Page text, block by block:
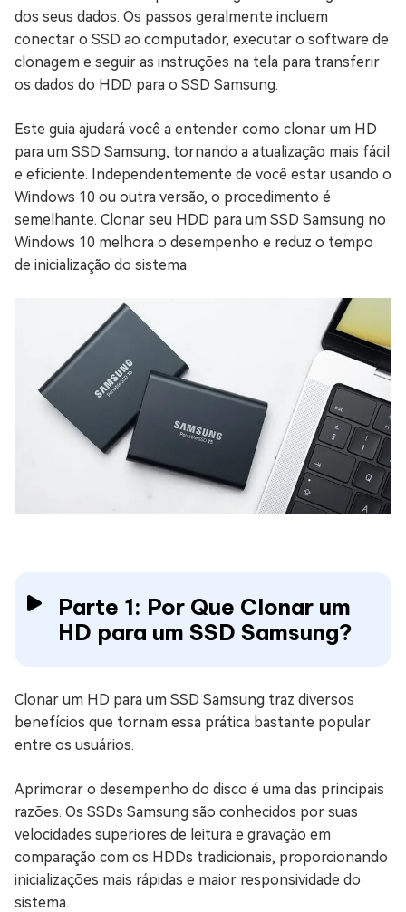
dos seus dados. Os passos geralmente incluem
conectar o SSD ao computador, executar o software de
clonagem e seguir as instruções na tela para transferir
os dados do HDD para o SSD Samsung.
Este guia ajudará você a entender como clonar um HD
para um SSD Samsung, tornando a atualização mais fácil
e eficiente. Independentemente de você estar usando o
Windows 10 ou outra versão, o procedimento é
semelhante. Clonar seu HDD para um SSD Samsung no
Windows 10 melhora o desempenho e reduz o tempo
de inicialização do sistema.
Parte 1: Por Que Clonar um
HD para um SSD Samsung?
Clonar um HD para um SSD Samsung traz diversos
benefícios que tornam essa prática bastante popular
entre os usuários.
Aprimorar o desempenho do disco é uma das principais
razões. Os SSDs Samsung são conhecidos por suas
velocidades superiores de leitura e gravação em
comparação com os HDDs tradicionais, proporcionando
inicializações mais rápidas e maior responsividade do
sistema.